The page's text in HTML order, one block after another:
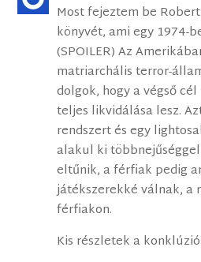
Most fejeztem be
könyvét, ami egy 1974-
(SPOILER) Az
matriarchális terror-
dolgok, hogy a végső
teljes likvidálása lesz.
rendszert és egy
alakul ki
eltűnik, a férfiak pedig
játékszerekké válnak, a
férfiakon.
Kis részletek a